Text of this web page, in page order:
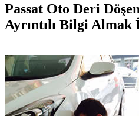
Passat Oto Deri
Ayrıntılı Bilgi Almak